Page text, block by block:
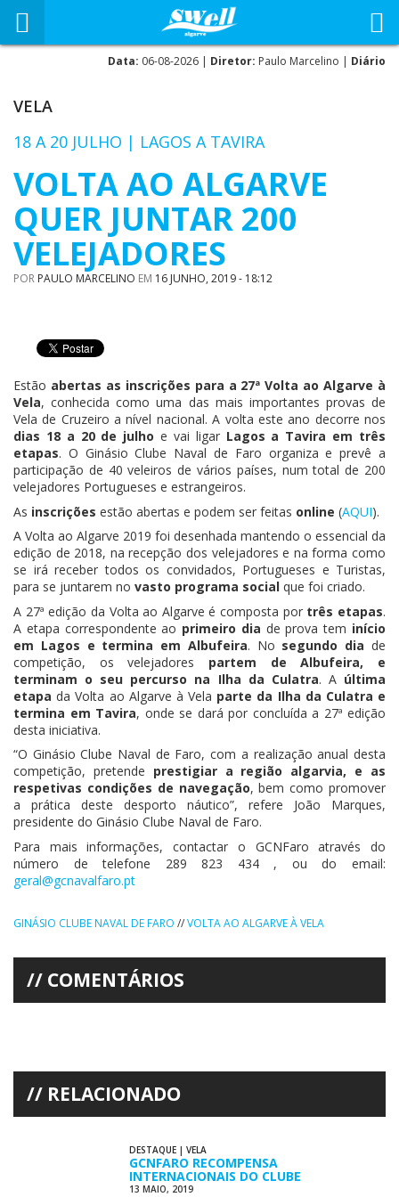
Data: 06-08-2026 | Diretor: Paulo Marcelino | Diário
VELA
18 A 20 JULHO | LAGOS A TAVIRA
VOLTA AO ALGARVE
QUER JUNTAR 200
VELEJADORES
POR PAULO MARCELINO EM 16 JUNHO, 2019 - 18:12
Estão abertas as inscrições para a 27ª Volta ao Algarve à
Vela, conhecida como uma das mais importantes provas de
Vela de Cruzeiro a nível nacional. A volta este ano decorre nos
dias 18 a 20 de julho e vai ligar Lagos a Tavira em três
etapas. O Ginásio Clube Naval de Faro organiza e prevê a
participação de 40 veleiros de vários países, num total de 200
velejadores Portugueses e estrangeiros.
As inscrições estão abertas e podem ser feitas online (AQUI).
A Volta ao Algarve 2019 foi desenhada mantendo o essencial da
edição de 2018, na recepção dos velejadores e na forma como
se irá receber todos os convidados, Portugueses e Turistas,
para se juntarem no vasto programa social que foi criado.
A 27ª edição da Volta ao Algarve é composta por três etapas.
A etapa correspondente ao primeiro dia de prova tem início
em Lagos e termina em Albufeira. No segundo dia de
competição, os velejadores partem de Albufeira, e
terminam o seu percurso na Ilha da Culatra. A última
etapa da Volta ao Algarve à Vela parte da Ilha da Culatra e
termina em Tavira, onde se dará por concluída a 27ª edição
desta iniciativa.
“O Ginásio Clube Naval de Faro, com a realização anual desta
competição, pretende prestigiar a região algarvia, e as
respetivas condições de navegação, bem como promover
a prática deste desporto náutico”, refere João Marques,
presidente do Ginásio Clube Naval de Faro.
Para mais informações, contactar o GCNFaro através do
número de telefone 289 823 434 , ou do email:
geral@gcnavalfaro.pt
GINÁSIO CLUBE NAVAL DE FARO //VOLTA AO ALGARVE À VELA
COMENTÁRIOS
RELACIONADO
DESTAQUE | VELA
GCNFARO RECOMPENSA
INTERNACIONAIS DO CLUBE
13 MAIO, 2019